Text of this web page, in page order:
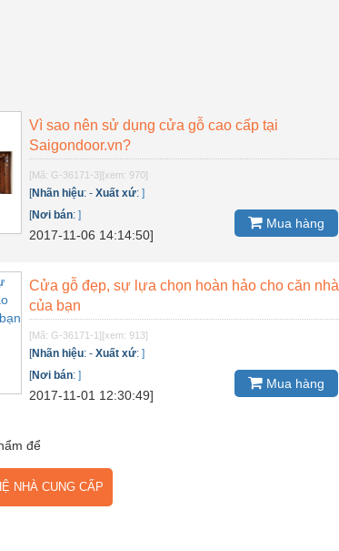
Vì sao nên sử dụng cửa gỗ cao cấp tại
Saigondoor.vn?
[Mã: G-36171-3][xem: 970]
[Nhãn hiệu:-Xuất xứ:]
[Nơi bán:]
2017-11-06 14:14:50]
Mua hàng
Cửa gỗ đẹp, sự lựa chọn hoàn hảo cho căn nhà
của bạn
[Mã: G-36171-1][xem: 913]
[Nhãn hiệu:-Xuất xứ:]
[Nơi bán:]
2017-11-01 12:30:49]
Mua hàng
để
NHÀ CUNG CẤP